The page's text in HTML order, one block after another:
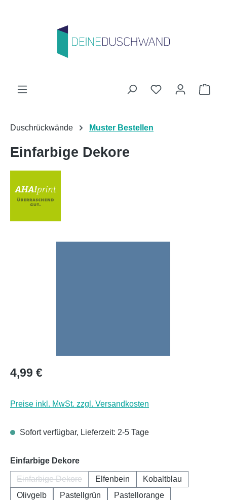
Du hast 0
Duschrückwände Muster Bestellen
Einfarbige Dekore
Regulärer Preis:
4,99 €
Preise inkl. MwSt. zzgl. Versandkosten
Sofort verfügbar, Lieferzeit: 2-5 Tage
Einfarbige Dekoreauswählen
Einfarbige Dekore
(Diese Option ist zurzeit nicht verfügbar.)
Elfenbein
Kobaltblau
Olivgelb
Pastellgrün
Pastellorange